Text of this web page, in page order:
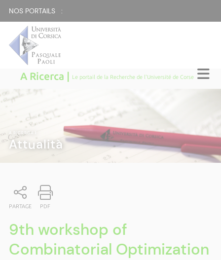
NOS PORTAILS :
A Ricerca | Le portail de la Recherche de l'Université de Corse
A RICERCA
Attualità
PARTAGE PDF
9th workshop of
Combinatorial Optimization